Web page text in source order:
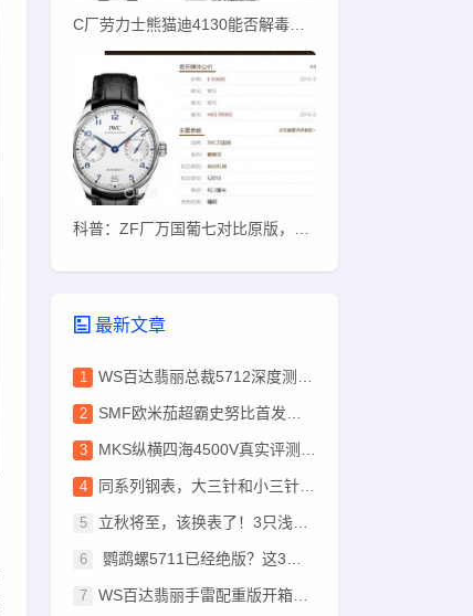
最新文章
WS百达翡丽总裁5712深度测评，盘面色泽完爆PPF
SMF欧米茄超霸史努比首发实测！唯一对版盘面+ST19改3861
MKS纵横四海4500V真实评测：机芯稳、刻字深、性价比高
同系列钢表，大三针和小三针差10万？这10万到底花哪了？
立秋将至，该换表了！3只浅棕盘腕表推荐：总有一款适合你
鹦鹉螺5711已经绝版？这3只豪华运动表，戴出去同样有排面！
WS百达翡丽手雷配重版开箱：330机芯+停秒功能超越其他版本